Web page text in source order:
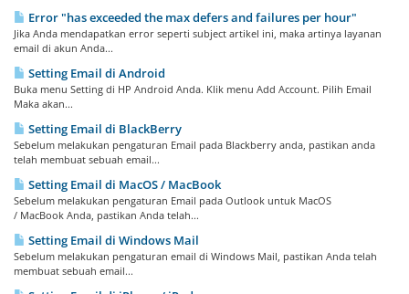
Error "has exceeded the max defers and failures per hour"
Jika Anda mendapatkan error seperti subject artikel ini, maka artinya layanan
email di akun Anda...
Setting Email di Android
Buka menu Setting di HP Android Anda. Klik menu Add Account. Pilih Email
Maka akan...
Setting Email di BlackBerry
Sebelum melakukan pengaturan Email pada Blackberry anda, pastikan anda
telah membuat sebuah email...
Setting Email di MacOS / MacBook
Sebelum melakukan pengaturan Email pada Outlook untuk MacOS
/ MacBook Anda, pastikan Anda telah...
Setting Email di Windows Mail
Sebelum melakukan pengaturan email di Windows Mail, pastikan Anda telah
membuat sebuah email...